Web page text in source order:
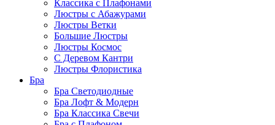
Классика с Плафонами
Люстры с Абажурами
Люстры Ветки
Большие Люстры
Люстры Космос
С Деревом Кантри
Люстры Флористика
Бра
Бра Светодиодные
Бра Лофт & Модерн
Бра Классика Свечи